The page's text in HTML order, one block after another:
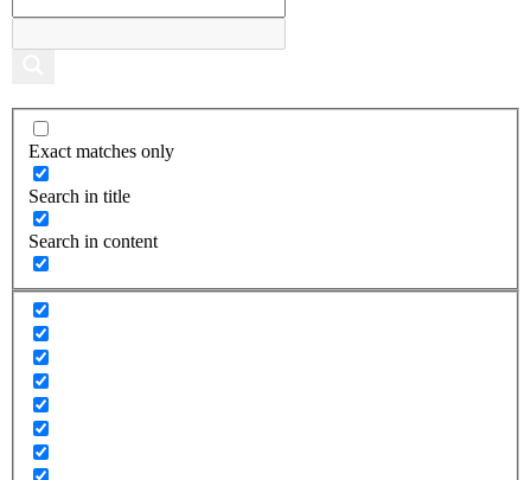
Exact matches only
Search in title
Search in content